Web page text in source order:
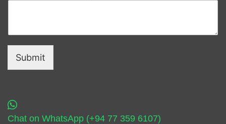
Submit
Chat on WhatsApp (+94 77 359 6107)